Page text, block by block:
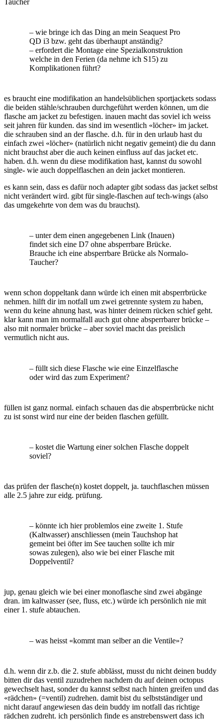
– wie bringe ich das Ding an mein Seaquest Pro
QD i3 bzw. geht das überhaupt anständig?
– erfordert die Montage eine Spezialkonstruktion
welche in den Ferien (da nehme ich S15) zu
Komplikationen führt?
es braucht eine modifikation an handelsüblichen sportjackets sodass
die beiden stähle/schrauben durchgeführt werden können, um die
flasche am jacket zu befestigen. inauen macht das soviel ich weiss
seit jahren für kunden. das sind im wesentlich «löcher» im jacket.
die schrauben sind an der flasche. d.h. für in den urlaub hast du
einfach zwei «löcher» (natürlich nicht negativ gemeint) die du dann
nicht brauchst aber die auch keinen einfluss auf das jacket etc.
haben. d.h. wenn du diese modifikation hast, kannst du sowohl
single- wie auch doppelflaschen an dein jacket montieren.
es kann sein, dass es dafür noch adapter gibt sodass das jacket selbst
nicht verändert wird. gibt für single-flaschen auf tech-wings (also
das umgekehrte von dem was du brauchst).
– unter dem einen angegebenen Link (Inauen)
findet sich eine D7 ohne absperrbare Brücke.
Brauche ich eine absperrbare Brücke als Normalo-
Taucher?
wenn schon doppeltank dann würde ich einen mit absperrbrücke
nehmen. hilft dir im notfall um zwei getrennte system zu haben,
wenn du keine ahnung hast, was hinter deinem rücken schief geht.
klar kann man im normalfall auch gut ohne absperrbarer brücke –
also mit normaler brücke – aber soviel macht das preislich
vermutlich nicht aus.
– füllt sich diese Flasche wie eine Einzelflasche
oder wird das zum Experiment?
füllen ist ganz normal. einfach schauen das die absperrbrücke nicht
zu ist sonst wird nur eine der beiden flaschen gefüllt.
– kostet die Wartung einer solchen Flasche doppelt
soviel?
das prüfen der flasche(n) kostet doppelt, ja. tauchflaschen müssen
alle 2.5 jahre zur eidg. prüfung.
– könnte ich hier problemlos eine zweite 1. Stufe
(Kaltwasser) anschliessen (mein Tauchshop hat
gemeint bei öfter im See tauchen sollte ich mir
sowas zulegen), also wie bei einer Flasche mit
Doppelventil?
jup, genau gleich wie bei einer monoflasche sind zwei abgänge
dran. im kaltwasser (see, fluss, etc.) würde ich persönlich nie mit
einer 1. stufe abtauchen.
– was heisst «kommt man selber an die Ventile»?
d.h. wenn dir z.b. die 2. stufe abblässt, musst du nicht deinen buddy
bitten dir das ventil zuzudrehen nachdem du auf deinen octopus
gewechselt hast, sonder du kannst selbst nach hinten greifen und das
«rädchen» (=ventil) zudrehen. damit bist du selbstständiger und
nicht darauf angewiesen das dein buddy im notfall das richtige
rädchen zudreht. ich persönlich finde es anstrebenswert dass ich